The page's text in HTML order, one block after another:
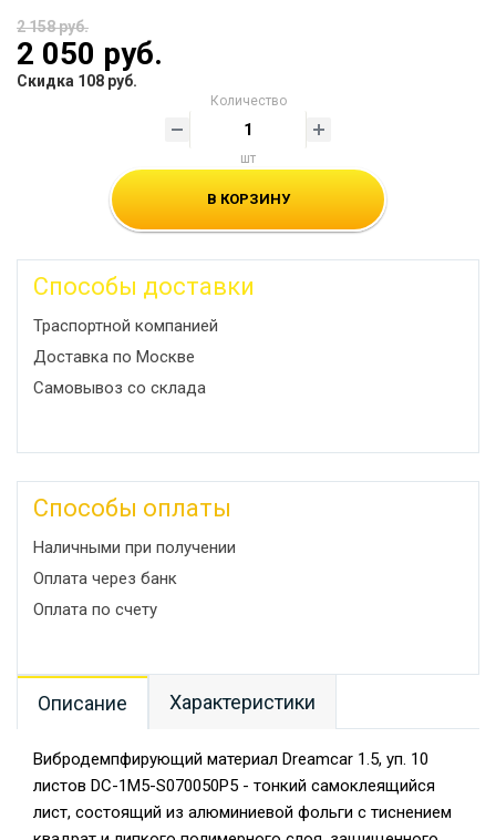
2 158 руб.
2 050 руб.
Скидка 108 руб.
Количество
шт
В КОРЗИНУ
Способы доставки
Траспортной компанией
Доставка по Москве
Самовывоз со склада
Способы оплаты
Наличными при получении
Оплата через банк
Оплата по счету
Описание Характеристики
Вибродемпфирующий материал Dreamcar 1.5, уп. 10
листов DC-1M5-S070050P5 - тонкий самоклеящийся
лист, состоящий из алюминиевой фольги с тиснением